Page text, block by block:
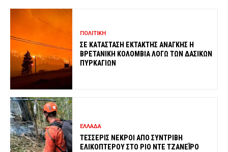
ΠΟΛΙΤΙΚΗ
ΣΕ ΚΑΤΑΣΤΑΣΗ ΕΚΤΑΚΤΗΣ ΑΝΑΓΚΗΣ Η
ΒΡΕΤΑΝΙΚΗ ΚΟΛΟΜΒΙΑ ΛΟΓΩ ΤΩΝ ΔΑΣΙΚΩΝ
ΠΥΡΚΑΓΙΩΝ
ΕΛΛΑΔΑ
ΤΕΣΣΕΡΙΣ ΝΕΚΡΟΙ ΑΠΟ ΣΥΝΤΡΙΒΗ
ΕΛΙΚΟΠΤΕΡΟΥ ΣΤΟ ΡΙΟ ΝΤΕ ΤΖΑΝΕΪΡΟ